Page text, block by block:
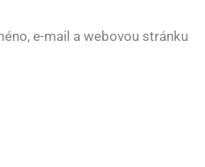
e-mail a webovou stránku